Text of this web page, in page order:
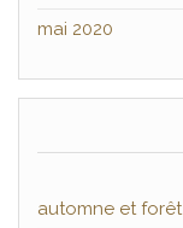
mai 2020
automne et forêt